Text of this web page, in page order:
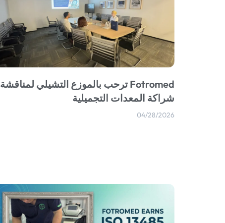
Fotromed ترحب بالموزع التشيلي لمناقشة
شراكة المعدات التجميلية
04/28/2026